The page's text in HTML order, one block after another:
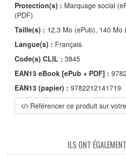
Protection(s) : Marquage social
(PDF)
Taille(s) : 12,3 Mo (ePub), 140 Mo
Langue(s) : Français
Code(s) CLIL : 3845
EAN13 eBook [ePub + PDF] :
EAN13 (papier) : 9782212141719
Référencer ce produit sur
ILS ONT